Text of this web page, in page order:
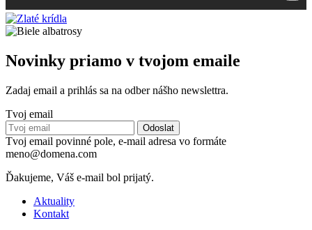
Novinky priamo v tvojom emaile
Zadaj email a prihlás sa na odber nášho newslettra.
Tvoj email
Tvoj email povinné pole, e-mail adresa vo formáte
meno@domena.com
Ďakujeme, Váš e-mail bol prijatý.
Aktuality
Kontakt